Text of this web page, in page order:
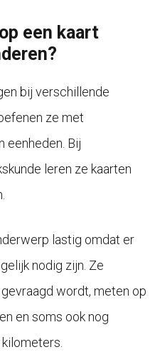
een kaart
bij verschillende
ze met
eenheden. Bij
leren ze kaarten
lastig omdat er
nodig zijn. Ze
wordt, meten op
en soms ook nog